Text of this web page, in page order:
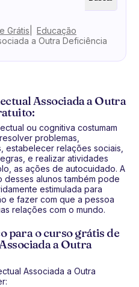
Grátis
Educação
a Outra Deficiência
Associada a Outra
ou cognitiva costumam
problemas,
estabelecer relações sociais,
e realizar atividades
as ações de autocuidado. A
alunos também pode
estimulada para
e fazer com que a pessoa
relações com o mundo.
para o curso grátis de
a Outra
Associada a Outra